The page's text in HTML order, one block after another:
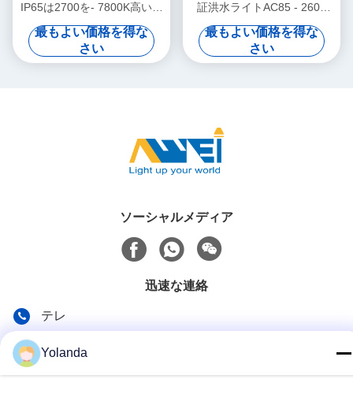
IP65は2700を- 7800K高い湾
の照明器具の光束2100lmつ
けます
最もよい価格を得な
さい
証洪水ライトAC85 - 260V
IP65の保護
最もよい価格を得な
さい
ソーシャルメディア
迅速な連絡
テレ
電子メール
Yolanda